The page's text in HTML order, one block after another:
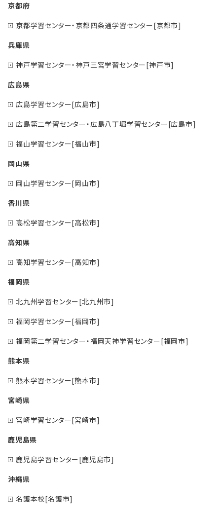
京都府
京都学習センター・京都四条通学習センター[京都市]
兵庫県
神戸学習センター・神戸三宮学習センター[神戸市]
広島県
広島学習センター[広島市]
広島第二学習センター・広島八丁堀学習センター[広島市]
福山学習センター[福山市]
岡山県
岡山学習センター[岡山市]
香川県
高松学習センター[高松市]
高知県
高知学習センター[高知市]
福岡県
北九州学習センター[北九州市]
福岡学習センター[福岡市]
福岡第二学習センター・福岡天神学習センター[福岡市]
熊本県
熊本学習センター[熊本市]
宮崎県
宮崎学習センター[宮崎市]
鹿児島県
鹿児島学習センター[鹿児島市]
沖縄県
名護本校[名護市]